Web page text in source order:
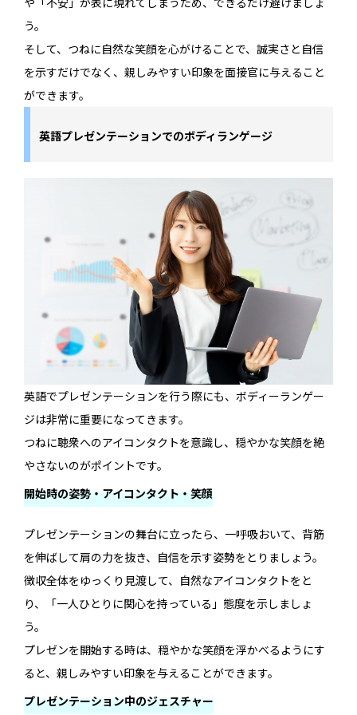
う。
そして、つねに自然な笑顔を心がけることで、誠実さと自信
を示すだけでなく、親しみやすい印象を面接官に与えること
ができます。
英語プレゼンテーションでのボディランゲージ
英語でプレゼンテーションを行う際にも、ボディーランゲー
ジは非常に重要になってきます。
つねに聴衆へのアイコンタクトを意識し、穏やかな笑顔を絶
やさないのがポイントです。
開始時の姿勢・アイコンタクト・笑顔
プレゼンテーションの舞台に立ったら、一呼吸おいて、背筋
を伸ばして肩の力を抜き、自信を示す姿勢をとりましょう。
徴収全体をゆっくり見渡して、自然なアイコンタクトをと
り、「一人ひとりに関心を持っている」態度を示しましょ
う。
プレゼンを開始する時は、穏やかな笑顔を浮かべるようにす
ると、親しみやすい印象を与えることができます。
プレゼンテーション中のジェスチャー